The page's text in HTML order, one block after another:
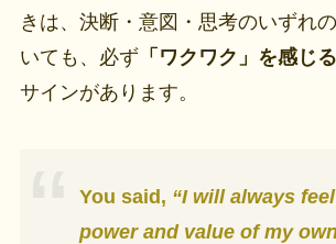
きは、決断・意図・思考のいずれ
いても、必ず「ワクワク」を感じる
サインがあります。
You said, “I will always
power and value of my